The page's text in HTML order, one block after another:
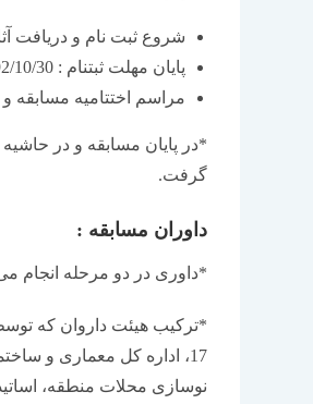
شروع ثبت ‏نام و دریافت آثار: 92/
پایان مهلت ثبت‏نام : 92/10/30
مراسم اختتامیه مسابقه و
*در پایان مسابقه و در
گرفت.
داوران مسابقه :
*داوری در دو مرحله انجام
*ترکیب هیئت داروان که
17، اداره کل معماری و
نوسازی محلات منطقه،